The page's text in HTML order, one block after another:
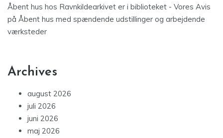
Åbent hus hos Ravnkildearkivet er i biblioteket - Vores Avis
på Åbent hus med spændende udstillinger og arbejdende
værksteder
Archives
august 2026
juli 2026
juni 2026
maj 2026